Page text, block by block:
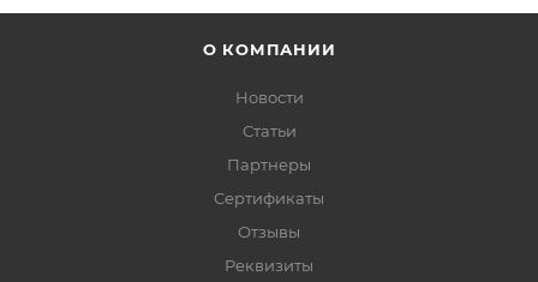
О КОМПАНИИ
Новости
Статьи
Партнеры
Сертификаты
Отзывы
Реквизиты